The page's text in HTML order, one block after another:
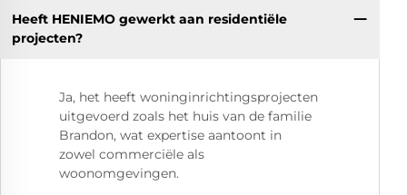
Heeft HENIEMO gewerkt aan residentiële
projecten?
Ja, het heeft woninginrichtingsprojecten
uitgevoerd zoals het huis van de familie
Brandon, wat expertise aantoont in
zowel commerciële als
woonomgevingen.